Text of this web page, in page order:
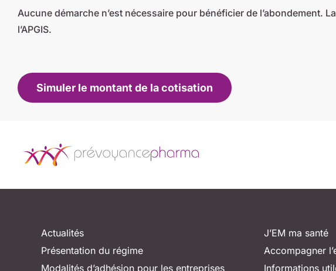
Aucune démarche n’est nécessaire pour bénéficier de l’abondement.
l’APGIS.
Simuler le montant de la cotisation
Actualités
Présentation du régime
Modalités d’adhésion pour les entreprises
J’EM ma santé
Accompagner
Informations